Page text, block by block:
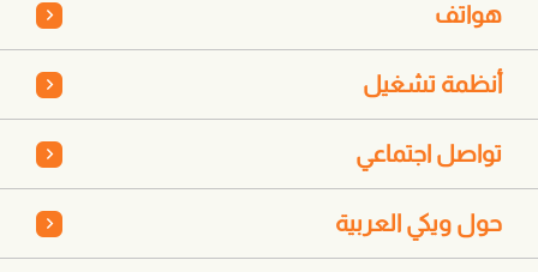
هواتف
أنظمة تشغيل
تواصل اجتماعي
حول ويكي العربية